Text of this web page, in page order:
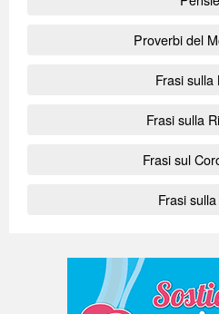
Proverbi del
Frasi sulla
Frasi sulla
Frasi sul
Frasi